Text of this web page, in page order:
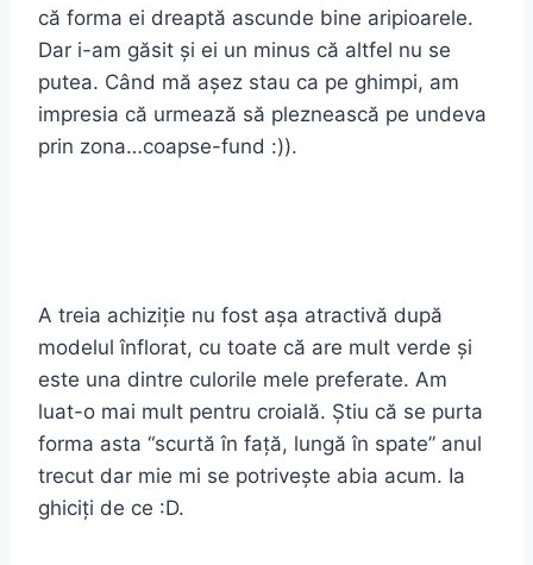
că forma ei dreaptă ascunde bine aripioarele.
Dar i-am găsit și ei un minus că altfel nu se
putea. Când mă așez stau ca pe ghimpi, am
impresia că urmează să pleznească pe undeva
prin zona…coapse-fund :)).
A treia achiziție nu fost așa atractivă după
modelul înflorat, cu toate că are mult verde și
este una dintre culorile mele preferate. Am
luat-o mai mult pentru croială. Știu că se purta
forma asta “scurtă în față, lungă în spate” anul
trecut dar mie mi se potrivește abia acum. Ia
ghiciți de ce :D.